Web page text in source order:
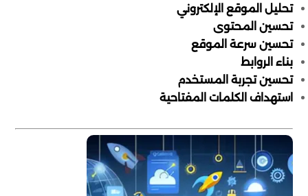
تحليل الموقع الإلكتروني
تحسين المحتوى
تحسين سرعة الموقع
بناء الروابط
تحسين تجربة المستخدم
استهداف الكلمات المفتاحية